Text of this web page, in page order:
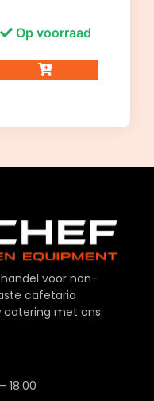
Op voorraad
voor non-
cafetaria
catering met ons.
18:00